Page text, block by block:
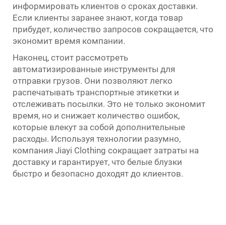
информировать клиентов о сроках доставки.
Если клиенты заранее знают, когда товар
прибудет, количество запросов сокращается, что
экономит время компании.
Наконец, стоит рассмотреть
автоматизированные инструменты для
отправки грузов. Они позволяют легко
распечатывать транспортные этикетки и
отслеживать посылки. Это не только экономит
время, но и снижает количество ошибок,
которые влекут за собой дополнительные
расходы. Используя технологии разумно,
компания Jiayi Clothing сокращает затраты на
доставку и гарантирует, что белые блузки
быстро и безопасно доходят до клиентов.